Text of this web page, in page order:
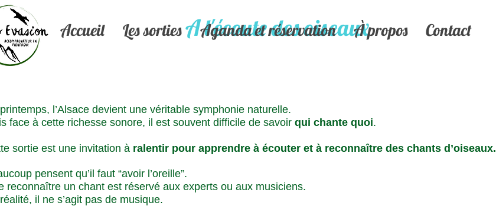
Accueil Les sorties Aganda et réservation À propos Contact
A l'écoute des oiseaux
l’Alsace devient une véritable symphonie naturelle.
face à cette richesse sonore, il est souvent difficile de savoir qui chante quoi.
sortie est une invitation à ralentir pour apprendre à écouter et à reconnaître des chants d’oiseaux.
pensent qu’il faut “avoir l’oreille”.
reconnaître un chant est réservé aux experts ou aux musiciens.
il ne s’agit pas de musique.